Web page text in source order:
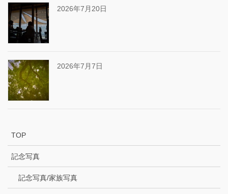
2026年7月20日
2026年7月7日
TOP
記念写真
記念写真/家族写真